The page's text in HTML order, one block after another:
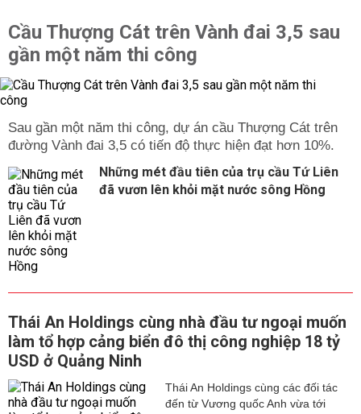
Cầu Thượng Cát trên Vành đai 3,5 sau
gần một năm thi công
Sau gần một năm thi công, dự án cầu Thượng Cát trên
đường Vành đai 3,5 có tiến độ thực hiện đạt hơn 10%.
Những mét đầu tiên của trụ cầu Tứ Liên
đã vươn lên khỏi mặt nước sông Hồng
Thái An Holdings cùng nhà đầu tư ngoại muốn
làm tổ hợp cảng biển đô thị công nghiệp 18 tỷ
USD ở Quảng Ninh
Thái An Holdings cùng các đối tác
đến từ Vương quốc Anh vừa tới